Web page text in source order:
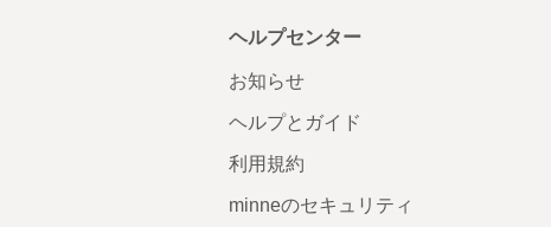
ヘルプセンター
お知らせ
ヘルプとガイド
利用規約
minneのセキュリティ